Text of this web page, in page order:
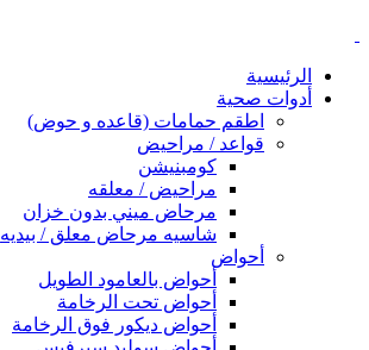
الرئيسية
أدوات صحية
اطقم حمامات (قاعده و حوض)
قواعد / مراحيض
كومبنيشن
مراحيض / معلقه
مرحاض ميني بدون خزان
شاسيه مرحاض معلق / بيديه
أحواض
أحواض بالعامود الطويل
أحواض تحت الرخامة
أحواض ديكور فوق الرخامة